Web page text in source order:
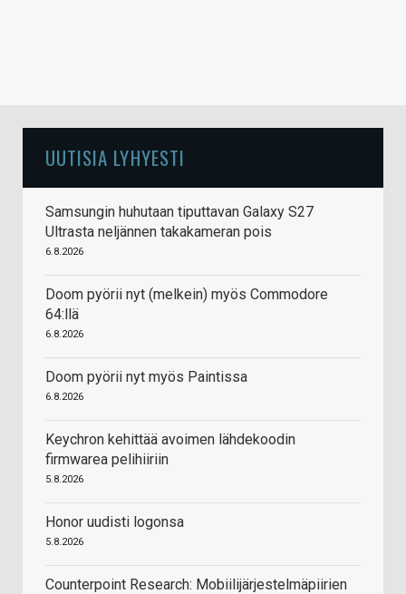
UUTISIA LYHYESTI
Samsungin huhutaan tiputtavan Galaxy S27
Ultrasta neljännen takakameran pois
6.8.2026
Doom pyörii nyt (melkein) myös Commodore
64:llä
6.8.2026
Doom pyörii nyt myös Paintissa
6.8.2026
Keychron kehittää avoimen lähdekoodin
firmwarea pelihiiriin
5.8.2026
Honor uudisti logonsa
5.8.2026
Counterpoint Research: Mobiilijärjestelmäpiirien